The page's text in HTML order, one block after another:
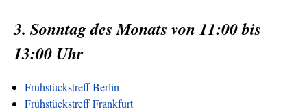
3. Sonntag des Monats von 11:00 bis
13:00 Uhr
Frühstückstreff Berlin
Frühstückstreff Frankfurt